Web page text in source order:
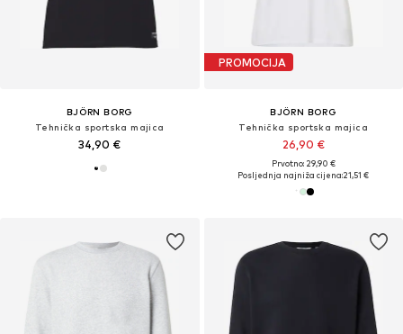
BJÖRN BORG
Tehnička sportska majica
34,90 €
PROMOCIJA
BJÖRN BORG
Tehnička sportska majica
26,90 €
Prvotno: 29,90 €
Posljednja najniža cijena:21,51 €